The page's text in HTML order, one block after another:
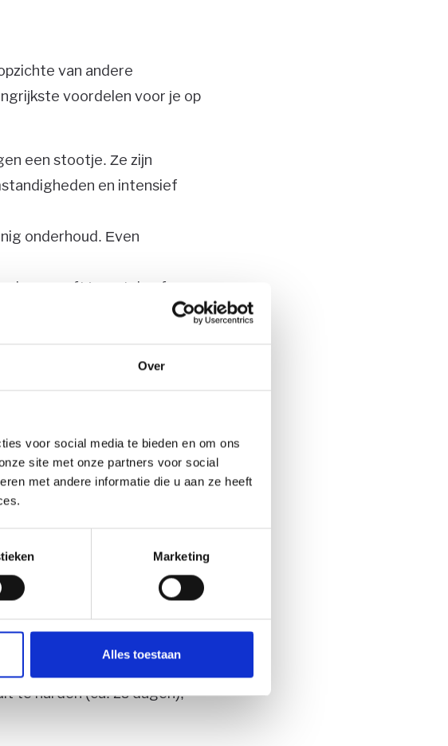
Over
voor social media te bieden en om ons
site met onze partners voor social
met andere informatie die u aan ze heeft
Marketing
Alles toestaan
van andere
voordelen voor je op
een stootje. Ze zijn
en intensief
onderhoud. Even
geeft jouw tuin of
schuren en meer.
ook enkele
Dit is op te lossen door
voegen.
kan beton door
te harden (ca. 28 dagen),